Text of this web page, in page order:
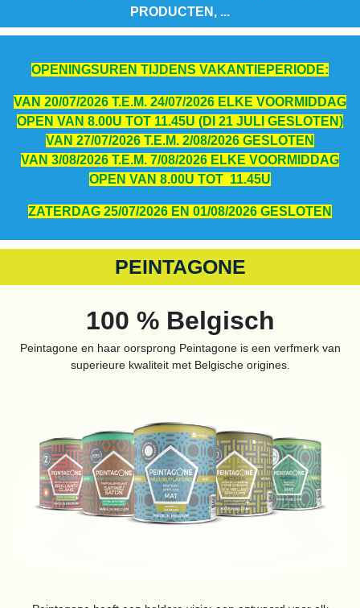
PRODUCTEN, ...
OPENINGSUREN TIJDENS VAKANTIEPERIODE:
VAN 20/07/2026 T.E.M. 24/07/2026 ELKE VOORMIDDAG
OPEN VAN 8.00U TOT 11.45U (DI 21 JULI GESLOTEN)
VAN 27/07/2026 T.E.M. 2/08/2026 GESLOTEN
VAN 3/08/2026 T.E.M. 7/08/2026 ELKE VOORMIDDAG
OPEN VAN 8.00U TOT 11.45U
ZATERDAG 25/07/2026 EN 01/08/2026 GESLOTEN
PEINTAGONE
100 % Belgisch
Peintagone en haar oorsprong Peintagone is een verfmerk van
superieure kwaliteit met Belgische origines.